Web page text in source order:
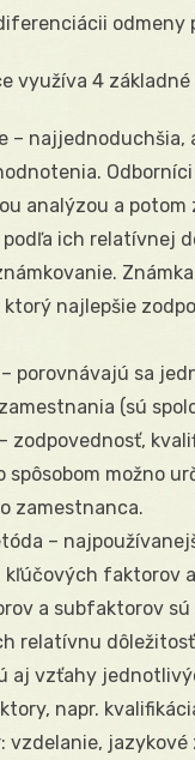
odmeny
využíva 4
– najjednoduchšia,
analýzou a potom
ich relatívnej
najlepšie
porovnávajú sa
(sú
zodpovednosť,
spôsobom možno
zamestnanca.
–
kľúčových faktorov
a subfaktorov sú
relatívnu
aj vzťahy
napr.
vzdelanie, jazykové